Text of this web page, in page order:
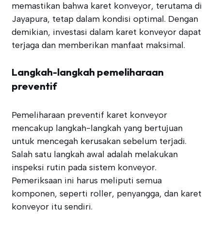
memastikan bahwa karet konveyor, terutama di
Jayapura, tetap dalam kondisi optimal. Dengan
demikian, investasi dalam karet konveyor dapat
terjaga dan memberikan manfaat maksimal.
Langkah-langkah pemeliharaan
preventif
Pemeliharaan preventif karet konveyor
mencakup langkah-langkah yang bertujuan
untuk mencegah kerusakan sebelum terjadi.
Salah satu langkah awal adalah melakukan
inspeksi rutin pada sistem konveyor.
Pemeriksaan ini harus meliputi semua
komponen, seperti roller, penyangga, dan karet
konveyor itu sendiri.